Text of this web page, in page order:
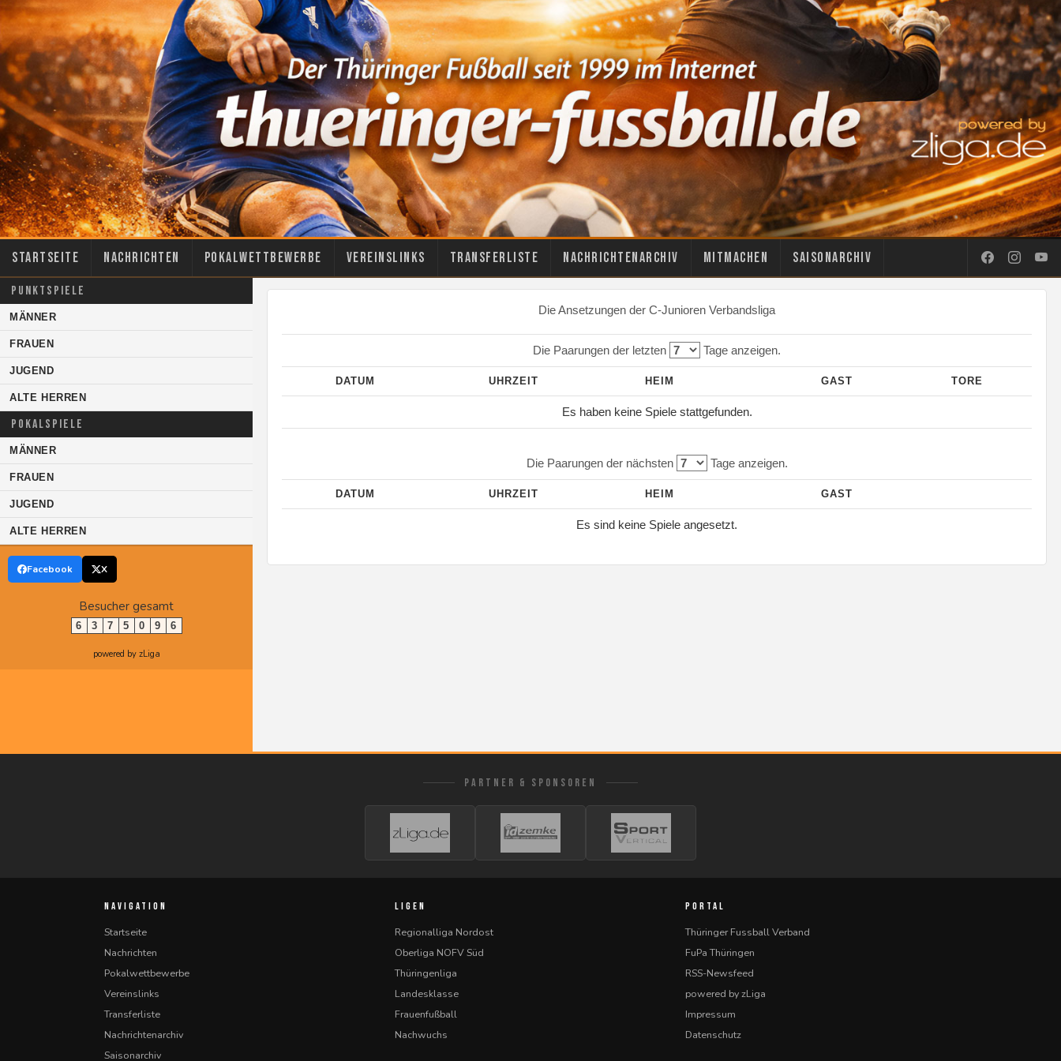
Startseite Nachrichten Pokalwettbewerbe Vereinslinks Transferliste Nachrichtenarchiv Mitmachen Saisonarchiv
PUNKTSPIELE
MÄNNER
FRAUEN
JUGEND
ALTE HERREN
POKALSPIELE
MÄNNER
FRAUEN
JUGEND
ALTE HERREN
Facebook X
Besucher gesamt
6 3 7 5 0 9 6
powered by zLiga
Die Ansetzungen der C-Junioren Verbandsliga
Die Paarungen der letzten Tage anzeigen.
DATUM UHRZEIT HEIM GAST TORE
Es haben keine Spiele stattgefunden.
Die Paarungen der nächsten Tage anzeigen.
DATUM UHRZEIT HEIM GAST
Es sind keine Spiele angesetzt.
PARTNER & SPONSOREN
NAVIGATION
Startseite
Nachrichten
Pokalwettbewerbe
Vereinslinks
Transferliste
Nachrichtenarchiv
Saisonarchiv
LIGEN
Regionalliga Nordost
Oberliga NOFV Süd
Thüringenliga
Landesklasse
Frauenfußball
Nachwuchs
PORTAL
Thüringer Fussball Verband
FuPa Thüringen
RSS-Newsfeed
powered by zLiga
Impressum
Datenschutz